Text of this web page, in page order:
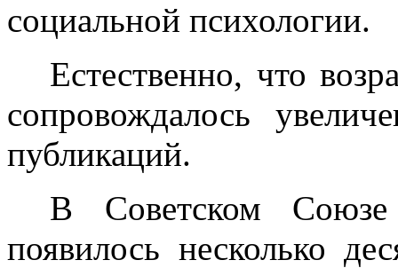
социаль­ной психологии.
Естественно, что
сопро­вождалось
публикаций.
В Советском
появилось нес­колько